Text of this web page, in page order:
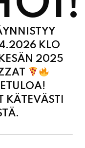
KLO
2025
KÄTEVÄSTI